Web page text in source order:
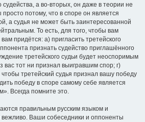
судейства, а во-вторых, он даже в теории не
потому, что в споре он является
а судья не может быть заинтересованной
То есть, для того, чтобы вам
придётся: а) пригласить третейского
признать судейство приглашённого
третейского судьи будет неоспоримым
вас тот ни признал выигравшим спор; г)
третейский судья признал вашу победу
победу в споре самому себе является
Всегда помните это.
правильным русским языком и
вежливо. Ваши собеседники и оппоненты